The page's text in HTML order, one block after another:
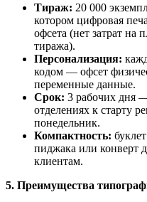
Тираж: 20 000
котором цифровая
офсета (нет затрат на
тиража).
Персонализация:
кодом — офсет
переменные данные.
Срок: 3 рабочих дня
отделениях к старту
понедельник.
Компактность:
пиджака или конверт
клиентам.
5. Преимущества